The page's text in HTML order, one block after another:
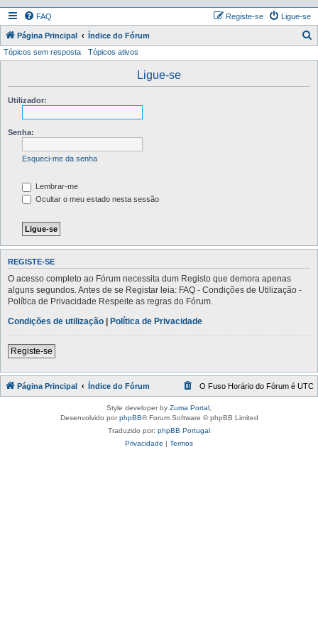
FAQ Ligue-se
Registe-se
Página Principal Índice do Fórum
Tópicos sem resposta Tópicos ativos
Ligue-se
Utilizador:
Senha:
Esqueci-me da senha
Lembrar-me
Ocultar o meu estado nesta sessão
REGISTE-SE
O acesso completo ao Fórum necessita dum Registo que demora apenas
alguns segundos. Antes de se Registar leia: FAQ - Condições de Utilização -
Política de Privacidade Respeite as regras do Fórum.
Condições de utilização | Política de Privacidade
Registe-se
Página Principal Índice do Fórum O Fuso Horário do Fórum é UTC
Style developer by Zuma Portal
Desenvolvido porphpBB® Forum Software © phpBB Limited
Traduzido por: phpBB Portugal
Privacidade | Termos